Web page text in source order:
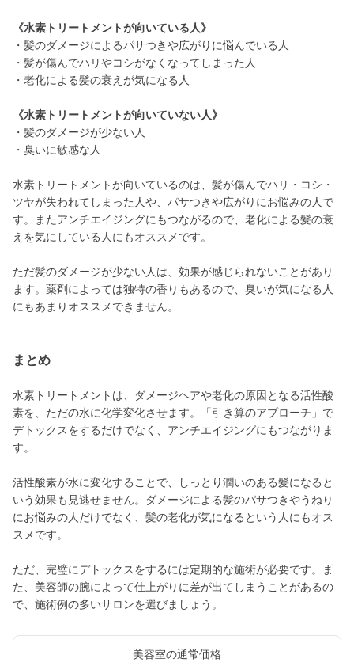
《水素トリートメントが向いている人》
・髪のダメージによるパサつきや広がりに悩んでいる人
・髪が傷んでハリやコシがなくなってしまった人
・老化による髪の衰えが気になる人
《水素トリートメントが向いていない人》
・髪のダメージが少ない人
・臭いに敏感な人
水素トリートメントが向いているのは、髪が傷んでハリ・コシ・
ツヤが失われてしまった人や、パサつきや広がりにお悩みの人で
す。またアンチエイジングにもつながるので、老化による髪の衰
えを気にしている人にもオススメです。
ただ髪のダメージが少ない人は、効果が感じられないことがあり
ます。薬剤によっては独特の香りもあるので、臭いが気になる人
にもあまりオススメできません。
まとめ
水素トリートメントは、ダメージヘアや老化の原因となる活性酸
素を、ただの水に化学変化させます。「引き算のアプローチ」で
デトックスをするだけでなく、アンチエイジングにもつながりま
す。
活性酸素が水に変化することで、しっとり潤いのある髪になると
いう効果も見逃せません。ダメージによる髪のパサつきやうねり
にお悩みの人だけでなく、髪の老化が気になるという人にもオス
スメです。
ただ、完璧にデトックスをするには定期的な施術が必要です。ま
た、美容師の腕によって仕上がりに差が出てしまうことがあるの
で、施術例の多いサロンを選びましょう。
美容室の通常価格